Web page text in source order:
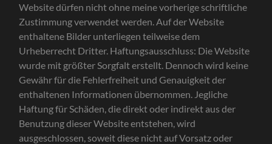
Website dürfen nicht ohne meine vorherige schriftliche
Zustimmung verwendet werden. Auf der Website
enthaltene Bilder unterliegen teilweise dem
Urheberrecht Dritter. Haftungsausschluss: Die Website
wurde mit größter Sorgfalt erstellt. Dennoch wird keine
Gewähr für die Fehlerfreiheit und Genauigkeit der
enthaltenen Informationen übernommen. Jegliche
Haftung für Schäden, die direkt oder indirekt aus der
Benutzung dieser Website entstehen, wird
ausgeschlossen, soweit diese nicht auf Vorsatz oder